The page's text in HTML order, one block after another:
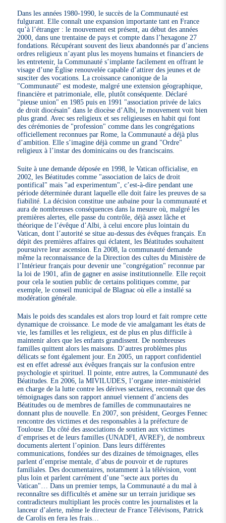
Dans les années 1980-1990, le succès de la Communauté est
fulgurant. Elle connaît une expansion importante tant en France
qu’à l’étranger : le mouvement est présent, au début des années
2000, dans une trentaine de pays et compte dans l’hexagone 27
fondations. Récupérant souvent des lieux abandonnés par d’anciens
ordres religieux n’ayant plus les moyens humains et financiers de
les entretenir, la Communauté s’implante facilement en offrant le
visage d’une Église renouvelée capable d’attirer des jeunes et de
susciter des vocations. La croissance canonique de la
"Communauté" est modeste, malgré une extension géographique,
financière et patrimoniale, elle, plutôt conséquente. Déclaré
"pieuse union" en 1985 puis en 1991 "association privée de laïcs
de droit diocésain" dans le diocèse d’Albi, le mouvement voit bien
plus grand. Avec ses religieux et ses religieuses en habit qui font
des cérémonies de "profession" comme dans les congrégations
officiellement reconnues par Rome, la Communauté a déjà plus
d’ambition. Elle s’imagine déjà comme un grand "Ordre"
religieux à l’instar des dominicains ou des franciscains.
Suite à une demande déposée en 1998, le Vatican officialise, en
2002, les Béatitudes comme "association de laïcs de droit
pontifical" mais "ad experimentum", c’est-à-dire pendant une
période déterminée durant laquelle elle doit faire les preuves de sa
fiabilité. La décision constitue une aubaine pour la communauté et
aura de nombreuses conséquences dans la mesure où, malgré les
premières alertes, elle passe du contrôle, déjà assez lâche et
théorique de l’évêque d’Albi, à celui encore plus lointain du
Vatican, dont l’autorité se situe au-dessus des évêques français. En
dépit des premières affaires qui éclatent, les Béatitudes souhaitent
poursuivre leur ascension. En 2008, la communauté demande
même la reconnaissance de la Direction des cultes du Ministère de
l’Intérieur français pour devenir une "congrégation" reconnue par
la loi de 1901, afin de gagner en assise institutionnelle. Elle reçoit
pour cela le soutien public de certains politiques comme, par
exemple, le conseil municipal de Blagnac où elle a installé sa
modération générale.
Mais le poids des scandales est alors trop lourd et fait rompre cette
dynamique de croissance. Le mode de vie amalgamant les états de
vie, les familles et les religieux, est de plus en plus difficile à
maintenir alors que les enfants grandissent. De nombreuses
familles quittent alors les maisons. D’autres problèmes plus
délicats se font également jour. En 2005, un rapport confidentiel
est en effet adressé aux évêques français sur la confusion entre
psychologie et spirituel. Il pointe, entre autres, la Communauté des
Béatitudes. En 2006, la MIVILUDES, l’organe inter-ministériel
en charge de la lutte contre les dérives sectaires, reconnaît que des
témoignages dans son rapport annuel viennent d’anciens des
Béatitudes ou de membres de familles de communautaires ne
donnant plus de nouvelle. En 2007, son président, Georges Fennec
rencontre des victimes et des responsables à la préfecture de
Toulouse. Du côté des associations de soutien aux victimes
d’emprises et de leurs familles (UNADFI, AVREF), de nombreux
documents alertent l’opinion. Dans leurs différentes
communications, fondées sur des dizaines de témoignages, elles
parlent d’emprise mentale, d’abus de pouvoir et de ruptures
familiales. Des documentaires, notamment à la télévision, vont
plus loin et parlent carrément d’une "secte aux portes du
Vatican"… Dans un premier temps, la Communauté a du mal à
reconnaître ses difficultés et amène sur un terrain juridique ses
contradicteurs multipliant les procès contre les journalistes et la
lanceur d’alerte, même le directeur de France Télévisons, Patrick
de Carolis en fera les frais…